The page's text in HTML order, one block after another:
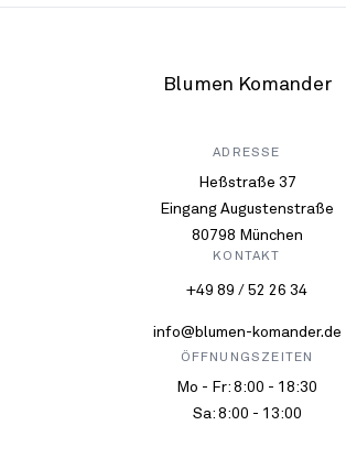
Blumen Komander
ADRESSE
Heßstraße 37
Eingang Augustenstraße
80798 München
KONTAKT
+49 89 / 52 26 34
info@blumen-komander.de
ÖFFNUNGSZEITEN
Mo - Fr: 8:00 - 18:30
Sa: 8:00 - 13:00